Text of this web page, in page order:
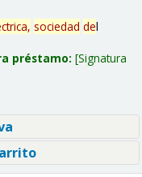
sociedad del
préstamo: Signatura